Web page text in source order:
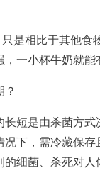
只是相比于其他
一小杯牛奶就
短是由杀菌方
况下，需冷藏保
细菌、杀死对